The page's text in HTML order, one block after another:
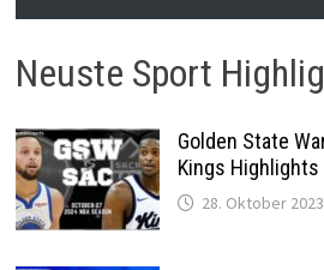
Neuste Sport
Golden State
Kings Highlights
28. Oktober 2023